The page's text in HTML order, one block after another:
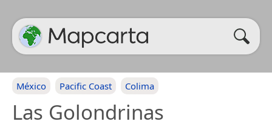
México Pacific Coast Colima
Las Golondrinas